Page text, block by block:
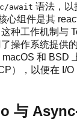
await 语法，以
心组件是其
种工作机制与
操作系统提供
和 BSD
），以便在 I/
与